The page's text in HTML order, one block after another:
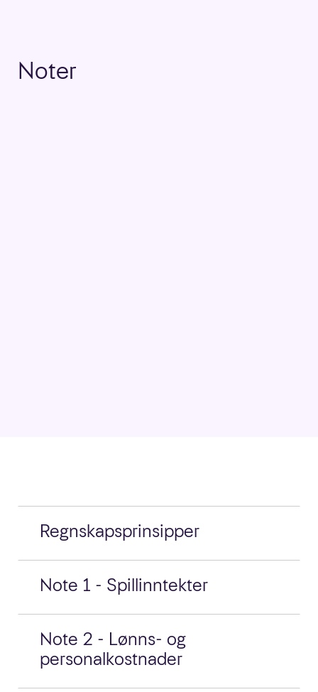
Noter
Regnskapsprinsipper
Note 1 - Spillinntekter
Note 2 - Lønns- og
personalkostnader